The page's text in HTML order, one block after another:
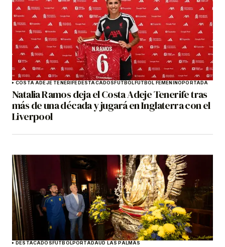
COSTA ADEJE TENERIFEDESTACADOSFÚTBOLFÚTBOL FEMENINOPORTADA
Natalia Ramos deja el Costa Adeje Tenerife tras
más de una década y jugará en Inglaterra con el
Liverpool
DESTACADOSFÚTBOLPORTADAUD LAS PALMAS